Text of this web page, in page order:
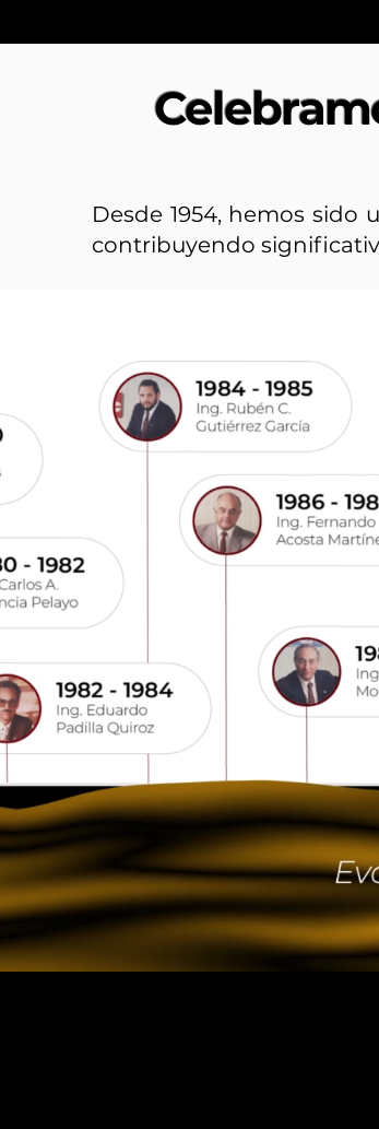
Desde 1954, hemos
contribuyendo